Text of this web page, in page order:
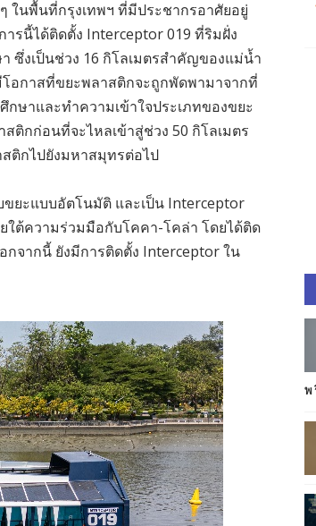
ในพื้นที่กรุงเทพฯ ที่มีประชากรอาศัยอยู่
ารนี้ได้ติดตั้ง Interceptor 019 ที่ริมฝั่ง
ซึ่งเป็นช่วง 16 กิโลเมตรสำคัญของแม่น้ำ
อกาสที่ขยะพลาสติกจะถูกพัดพามาจากที่
ษาและทำความเข้าใจประเภทของขยะ
ติกก่อนที่จะไหลเข้าสู่ช่วง 50 กิโลเมตร
ติกไปยังมหาสมุทรต่อไป
ขยะแบบอัตโนมัติ และเป็น Interceptor
ใต้ความร่วมมือกับโคคา-โคล่า โดยได้ติด
กจากนี้ ยังมีการติดตั้ง Interceptor ใน
พ